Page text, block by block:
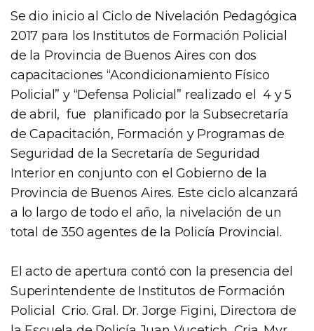
Se dio inicio al Ciclo de Nivelación Pedagógica
2017 para los Institutos de Formación Policial
de la Provincia de Buenos Aires con dos
capacitaciones “Acondicionamiento Físico
Policial” y “Defensa Policial” realizado el 4 y 5
de abril, fue planificado por la Subsecretaría
de Capacitación, Formación y Programas de
Seguridad de la Secretaría de Seguridad
Interior en conjunto con el Gobierno de la
Provincia de Buenos Aires. Este ciclo alcanzará
a lo largo de todo el año, la nivelación de un
total de 350 agentes de la Policía Provincial.
El acto de apertura contó con la presencia del
Superintendente de Institutos de Formación
Policial Crio. Gral. Dr. Jorge Figini, Directora de